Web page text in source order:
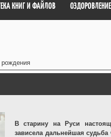
КНИГ И ФАЙЛОВ
В старину на Руси
зависела дальнейшая